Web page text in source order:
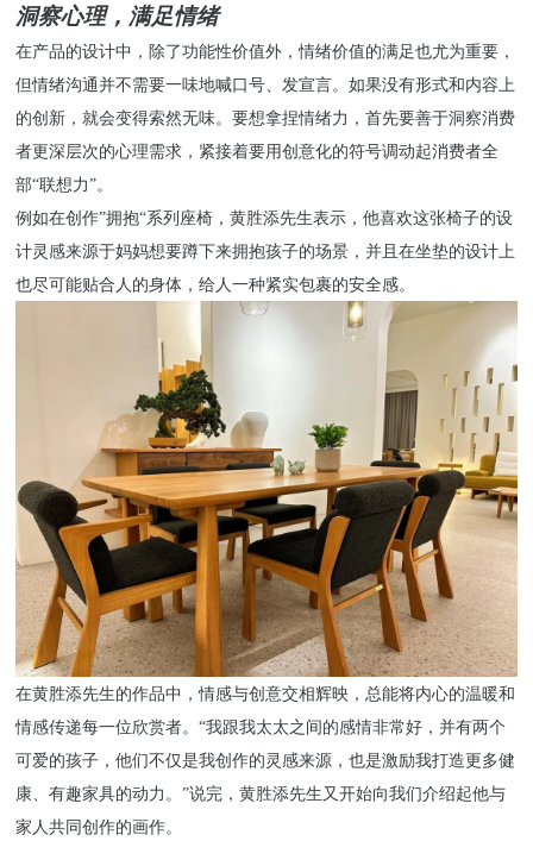
洞察心理，满足情绪
在产品的设计中，除了功能性价值外，情绪价值的满足也尤为重要，
但情绪沟通并不需要一味地喊口号、发宣言。如果没有形式和内容上
的创新，就会变得索然无味。要想拿捏情绪力，首先要善于洞察消费
者更深层次的心理需求，紧接着要用创意化的符号调动起消费者全
部“联想力”。
例如在创作”拥抱“系列座椅，黄胜添先生表示，他喜欢这张椅子的设
计灵感来源于妈妈想要蹲下来拥抱孩子的场景，并且在坐垫的设计上
也尽可能贴合人的身体，给人一种紧实包裹的安全感。
在黄胜添先生的作品中，情感与创意交相辉映，总能将内心的温暖和
情感传递每一位欣赏者。“我跟我太太之间的感情非常好，并有两个
可爱的孩子，他们不仅是我创作的灵感来源，也是激励我打造更多健
康、有趣家具的动力。”说完，黄胜添先生又开始向我们介绍起他与
家人共同创作的画作。